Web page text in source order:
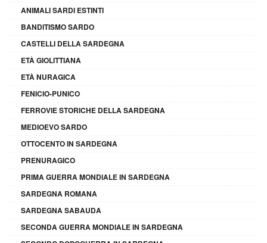
ANIMALI SARDI ESTINTI
BANDITISMO SARDO
CASTELLI DELLA SARDEGNA
ETÀ GIOLITTIANA
ETÀ NURAGICA
FENICIO-PUNICO
FERROVIE STORICHE DELLA SARDEGNA
MEDIOEVO SARDO
OTTOCENTO IN SARDEGNA
PRENURAGICO
PRIMA GUERRA MONDIALE IN SARDEGNA
SARDEGNA ROMANA
SARDEGNA SABAUDA
SECONDA GUERRA MONDIALE IN SARDEGNA